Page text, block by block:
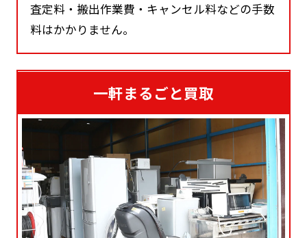
査定料・搬出作業費・キャンセル料などの手数
料はかかりません。
一軒まるごと買取